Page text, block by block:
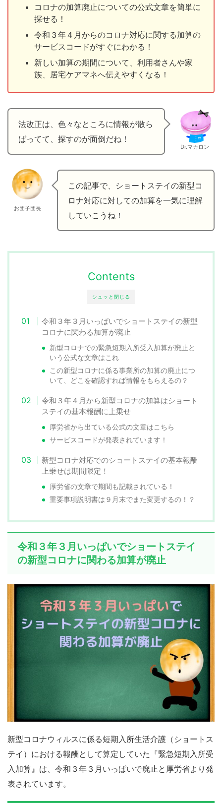
コロナの加算廃止についての公式文章を簡単に
探せる！
令和３年４月からのコロナ対応に関する加算の
サービスコードがすぐにわかる！
新しい加算の期間について、利用者さんや家
族、居宅ケアマネへ伝えやすくなる！
法改正は、色々なところに情報が散ら
ばってて、探すのが面倒だね！
Dr.マカロン
お団子団長
この記事で、ショートステイの新型コ
ロナ対応に対しての加算を一気に理解
していこうね！
シュッと閉じる
Contents
令和３年３月いっぱいでショートステイの新型
コロナに関わる加算が廃止
新型コロナでの緊急短期入所受入加算が廃止と
いう公式な文章はこれ
この新型コロナに係る事業所の加算の廃止につ
いて、どこを確認すれば情報をもらえるの？
令和３年４月から新型コロナの加算はショート
ステイの基本報酬に上乗せ
厚労省から出ている公式の文章はこちら
サービスコードが発表されています！
新型コロナ対応でのショートステイの基本報酬
上乗せは期間限定！
厚労省の文章で期間も記載されている！
重要事項説明書は９月末でまた変更するの！？
令和３年３月いっぱいでショートステイ
の新型コロナに関わる加算が廃止
新型コロナウィルスに係る短期入所生活介護（ショートス
テイ）における報酬として算定していた『緊急短期入所受
入加算』は、令和３年３月いっぱいで廃止と厚労省より発
表されています。